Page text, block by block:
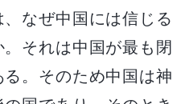
なぜ中国には信じる
それは中国が最も閉
。そのため中国は神